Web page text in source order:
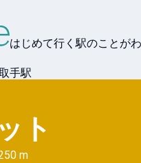
はじめて行く駅のことが
手駅
ト
m